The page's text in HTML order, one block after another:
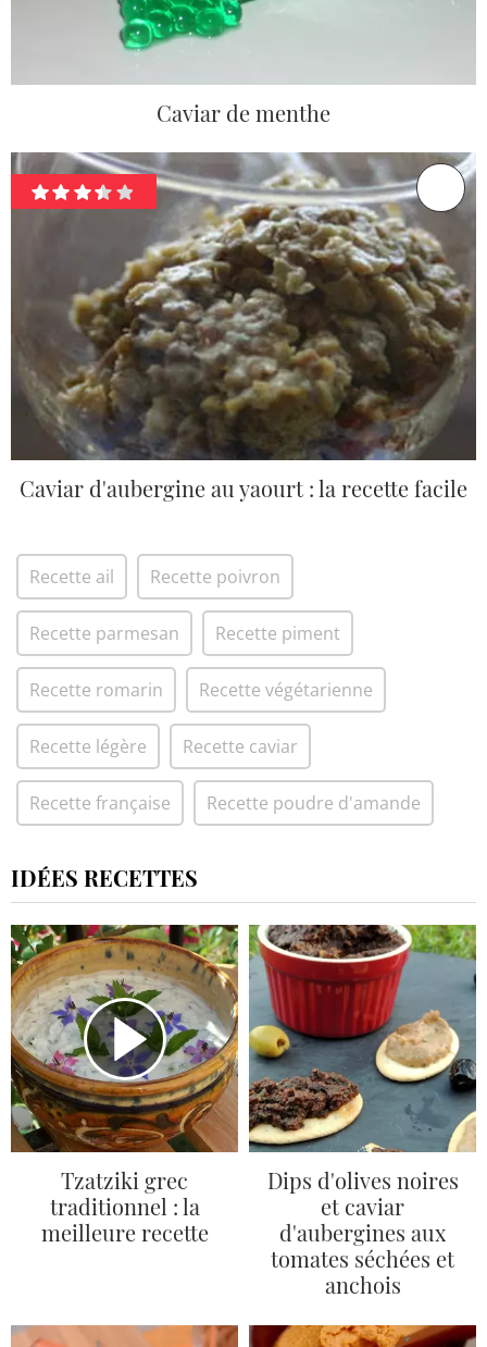
Caviar de menthe
Caviar d'aubergine au yaourt : la recette facile
Recette ail Recette poivron
Recette parmesan Recette piment
Recette romarin Recette végétarienne
Recette légère Recette caviar
Recette française Recette poudre d'amande
IDÉES RECETTES
Tzatziki grec
traditionnel : la
meilleure recette
Dips d'olives noires
et caviar
d'aubergines aux
tomates séchées et
anchois